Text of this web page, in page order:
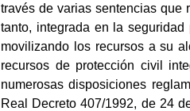
través de varias sentencias que
tanto, integrada en la
movilizando los recursos a su
recursos de protección civil
numerosas disposiciones
Real Decreto 407/1992, de 24